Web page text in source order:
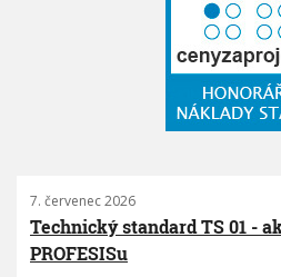
7. červenec 2026
Technický standard TS 01 -
PROFESISu